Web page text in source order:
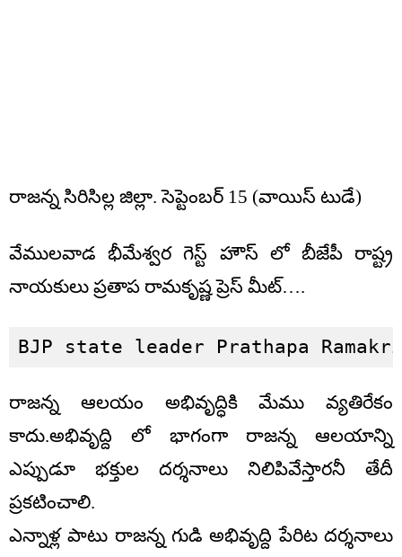
రాజన్న సిరిసిల్ల జిల్లా. సెప్టెంబర్ 15 (వాయిస్ టుడే)
వేములవాడ భీమేశ్వర గెస్ట్ హౌస్ లో బీజేపీ రాష్ట్ర
నాయకులు ప్రతాప రామకృష్ణ ప్రెస్ మీట్….
BJP state leader Prathapa
రాజన్న ఆలయం అభివృద్ధికి మేము వ్యతిరేకం
కాదు.అభివృద్ది లో భాగంగా రాజన్న ఆలయాన్ని
ఎప్పుడూ భక్తుల దర్శనాలు నిలిపివేస్తారనీ తేదీ
ప్రకటించాలి.
ఎన్నాళ్ల పాటు రాజన్న గుడి అభివృద్ది పేరిట దర్శనాలు